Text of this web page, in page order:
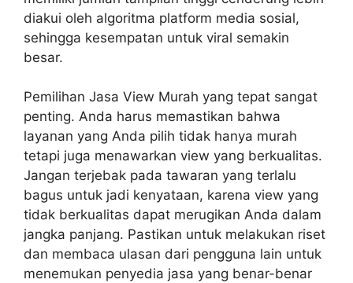
diakui oleh algoritma platform media sosial,
sehingga kesempatan untuk viral semakin
besar.
Pemilihan Jasa View Murah yang tepat sangat
penting. Anda harus memastikan bahwa
layanan yang Anda pilih tidak hanya murah
tetapi juga menawarkan view yang berkualitas.
Jangan terjebak pada tawaran yang terlalu
bagus untuk jadi kenyataan, karena view yang
tidak berkualitas dapat merugikan Anda dalam
jangka panjang. Pastikan untuk melakukan riset
dan membaca ulasan dari pengguna lain untuk
menemukan penyedia jasa yang benar-benar